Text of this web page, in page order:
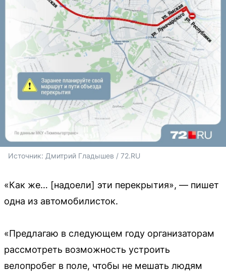
Источник: Дмитрий Гладышев / 72.RU
«Как же… [надоели] эти перекрытия», — пишет
одна из автомобилисток.
«Предлагаю в следующем году организаторам
рассмотреть возможность устроить
велопробег в поле, чтобы не мешать людям